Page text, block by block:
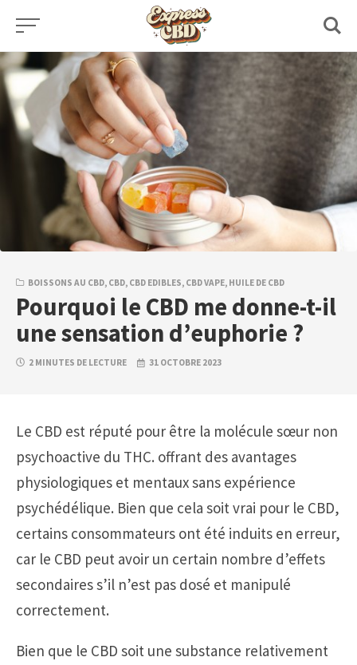
Skip
content
BOISSONS AU CBD, CBD, CBD EDIBLES, CBD VAPE, HUILE DE CBD
Pourquoi le CBD me donne-t-il
une sensation d’euphorie ?
2 MINUTES DE LECTURE 31 OCTOBRE 2023
Le CBD est réputé pour être la molécule sœur non
psychoactive du THC. offrant des avantages
physiologiques et mentaux sans expérience
psychédélique. Bien que cela soit vrai pour le CBD,
certains consommateurs ont été induits en erreur,
car le CBD peut avoir un certain nombre d’effets
secondaires s’il n’est pas dosé et manipulé
correctement.
Bien que le CBD soit une substance relativement